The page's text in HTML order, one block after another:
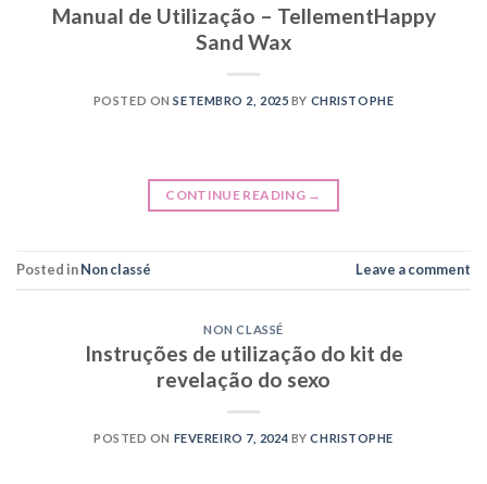
Manual de Utilização – TellementHappy
Sand Wax
POSTED ONSETEMBRO 2, 2025 BY CHRISTOPHE
CONTINUE READING →
Posted inNon classé Leave a comment
NON CLASSÉ
Instruções de utilização do kit de
revelação do sexo
POSTED ON FEVEREIRO 7, 2024 BYCHRISTOPHE